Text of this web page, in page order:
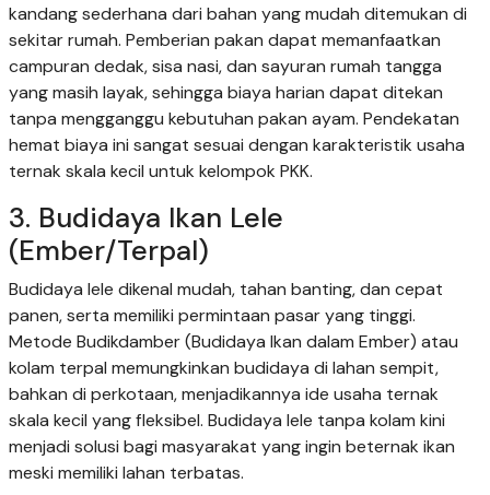
kandang sederhana dari bahan yang mudah ditemukan di
sekitar rumah. Pemberian pakan dapat memanfaatkan
campuran dedak, sisa nasi, dan sayuran rumah tangga
yang masih layak, sehingga biaya harian dapat ditekan
tanpa mengganggu kebutuhan pakan ayam. Pendekatan
hemat biaya ini sangat sesuai dengan karakteristik usaha
ternak skala kecil untuk kelompok PKK.
3. Budidaya Ikan Lele
(Ember/Terpal)
Budidaya lele dikenal mudah, tahan banting, dan cepat
panen, serta memiliki permintaan pasar yang tinggi.
Metode Budikdamber (Budidaya Ikan dalam Ember) atau
kolam terpal memungkinkan budidaya di lahan sempit,
bahkan di perkotaan, menjadikannya ide usaha ternak
skala kecil yang fleksibel. Budidaya lele tanpa kolam kini
menjadi solusi bagi masyarakat yang ingin beternak ikan
meski memiliki lahan terbatas.